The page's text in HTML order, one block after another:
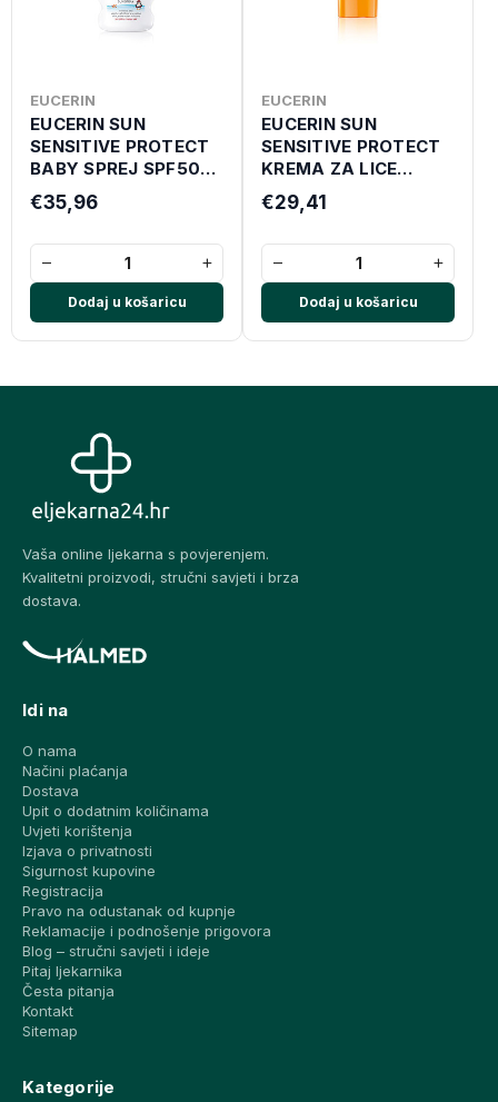
EUCERIN
EUCERIN SUN
SENSITIVE PROTECT
BABY SPREJ SPF50+
200 ML
€35,96
− +
Dodaj u košaricu
EUCERIN
EUCERIN SUN
SENSITIVE PROTECT
KREMA ZA LICE
SPF50+ 50 ML
€29,41
− +
Dodaj u košaricu
Vaša online ljekarna s povjerenjem.
Kvalitetni proizvodi, stručni savjeti i brza
dostava.
Idi na
O nama
Načini plaćanja
Dostava
Upit o dodatnim količinama
Uvjeti korištenja
Izjava o privatnosti
Sigurnost kupovine
Registracija
Pravo na odustanak od kupnje
Reklamacije i podnošenje prigovora
Blog – stručni savjeti i ideje
Pitaj ljekarnika
Česta pitanja
Kontakt
Sitemap
Kategorije